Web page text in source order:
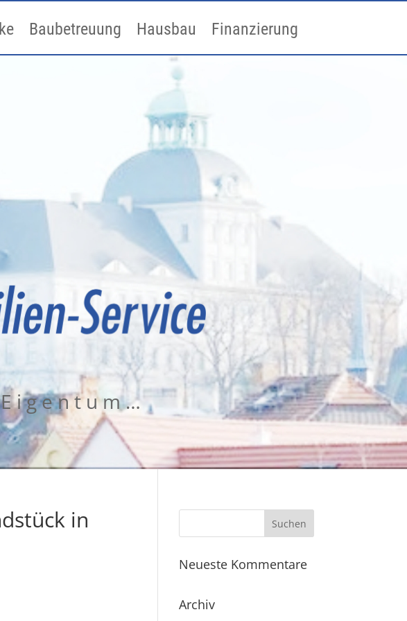
Baubetreuung Hausbau Finanzierung
in
Neueste Kommentare
Archiv